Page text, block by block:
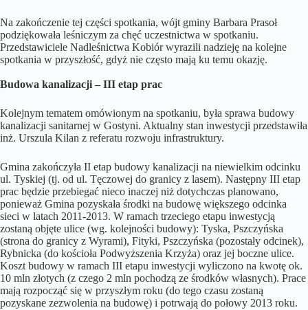
Na zakończenie tej części spotkania, wójt gminy Barbara Prasoł
podziękowała leśniczym za chęć uczestnictwa w spotkaniu.
Przedstawiciele Nadleśnictwa Kobiór wyrazili nadzieję na kolejne
spotkania w przyszłość, gdyż nie często mają ku temu okazję.
Budowa kanalizacji – III etap prac
Kolejnym tematem omówionym na spotkaniu, była sprawa budowy
kanalizacji sanitarnej w Gostyni. Aktualny stan inwestycji przedstawiła
inż. Urszula Kilan z referatu rozwoju infrastruktury.
Gmina zakończyła II etap budowy kanalizacji na niewielkim odcinku
ul. Tyskiej (tj. od ul. Tęczowej do granicy z lasem). Następny III etap
prac będzie przebiegać nieco inaczej niż dotychczas planowano,
ponieważ Gmina pozyskała środki na budowę większego odcinka
sieci w latach 2011-2013. W ramach trzeciego etapu inwestycją
zostaną objęte ulice (wg. kolejności budowy): Tyska, Pszczyńska
(strona do granicy z Wyrami), Fityki, Pszczyńska (pozostały odcinek),
Rybnicka (do kościoła Podwyższenia Krzyża) oraz jej boczne ulice.
Koszt budowy w ramach III etapu inwestycji wyliczono na kwotę ok.
10 mln złotych (z czego 2 mln pochodzą ze środków własnych). Prace
mają rozpocząć się w przyszłym roku (do tego czasu zostaną
pozyskane zezwolenia na budowę) i potrwają do połowy 2013 roku.